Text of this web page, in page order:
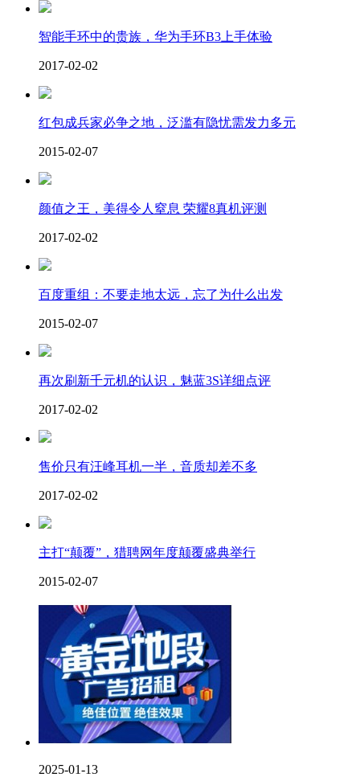
智能手环中的贵族，华为手环B3上手体验
2017-02-02
红包成兵家必争之地，泛滥有隐忧需发力多元
2015-02-07
颜值之王，美得令人窒息 荣耀8真机评测
2017-02-02
百度重组：不要走地太远，忘了为什么出发
2015-02-07
再次刷新千元机的认识，魅蓝3S详细点评
2017-02-02
售价只有汪峰耳机一半，音质却差不多
2017-02-02
主打“颠覆”，猎聘网年度颠覆盛典举行
2015-02-07
2025-01-13